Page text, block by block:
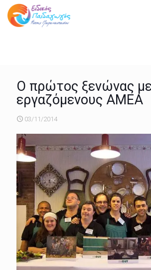
Ο πρώτος ξενώνας με
εργαζόμενους ΑΜΕΑ
03/11/2014